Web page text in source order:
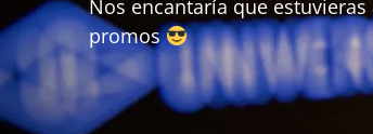
Nos encantaría que
promos